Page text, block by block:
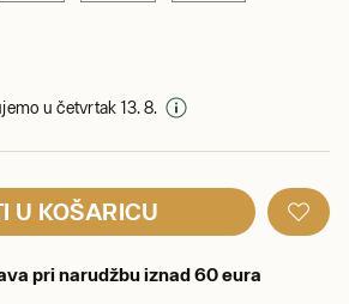
u četvrtak 13. 8.
U KOŠARICU
pri narudžbu iznad 60 eura